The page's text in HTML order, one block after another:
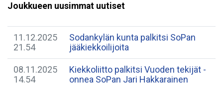
Joukkueen uusimmat uutiset
11.12.2025
21.54
Sodankylän kunta palkitsi SoPan
jääkiekkoilijoita
08.11.2025
14.54
Kiekkoliitto palkitsi Vuoden tekijät -
onnea SoPan Jari Hakkarainen